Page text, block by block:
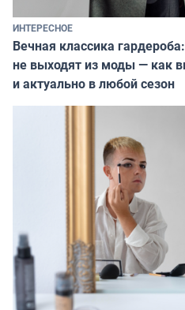
ИНТЕРЕСНОЕ
Вечная классика
не выходят из моды — как
и актуально в любой сезон